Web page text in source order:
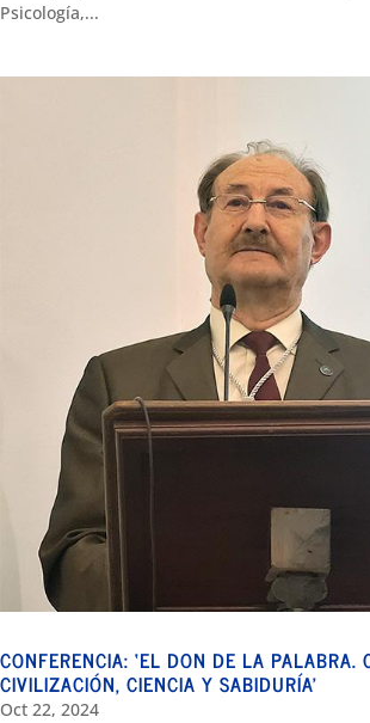
Psicología,...
CONFERENCIA: ‘EL DON DE LA PALABRA.
CIVILIZACIÓN, CIENCIA Y SABIDURÍA’
Oct 22, 2024